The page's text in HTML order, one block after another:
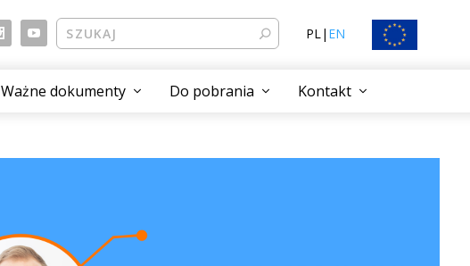
PL| EN
Ważne dokumenty Do pobrania Kontakt